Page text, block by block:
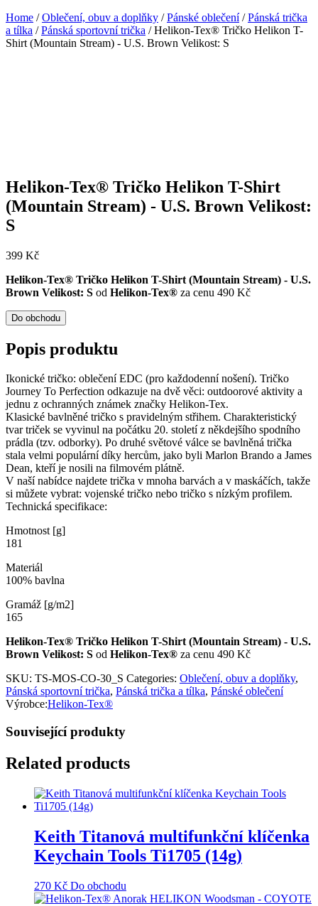
Home /Oblečení, obuv a doplňky /Pánské oblečení/Pánská trička
a tílka /Pánská sportovní trička / Helikon-Tex® Tričko Helikon T-
Shirt (Mountain Stream) - U.S. Brown Velikost: S
Helikon-Tex® Tričko Helikon T-Shirt
(Mountain Stream) - U.S. Brown Velikost:
S
399 Kč
Helikon-Tex® Tričko Helikon T-Shirt (Mountain Stream) - U.S.
Brown Velikost: S od Helikon-Tex® za cenu 490 Kč
Do obchodu
Popis produktu
Ikonické tričko: oblečení EDC (pro každodenní nošení). Tričko
Journey To Perfection odkazuje na dvě věci: outdoorové aktivity a
jednu z ochranných známek značky Helikon-Tex.
Klasické bavlněné tričko s pravidelným střihem. Charakteristický
tvar triček se vyvinul na počátku 20. století z někdejšího spodního
prádla (tzv. odborky). Po druhé světové válce se bavlněná trička
stala velmi populární díky hercům, jako byli Marlon Brando a James
Dean, kteří je nosili na filmovém plátně.
V naší nabídce najdete trička v mnoha barvách a v maskáčích, takže
si můžete vybrat: vojenské tričko nebo tričko s nízkým profilem.
Technická specifikace:
Hmotnost [g]
181
Materiál
100% bavlna
Gramáž [g/m2]
165
Helikon-Tex® Tričko Helikon T-Shirt (Mountain Stream) - U.S.
Brown Velikost: S od Helikon-Tex® za cenu 490 Kč
SKU: TS-MOS-CO-30_S Categories: Oblečení, obuv a doplňky,
Pánská sportovní trička, Pánská trička a tílka, Pánské oblečení
Výrobce:Helikon-Tex®
Související produkty
Related products
Keith Titanová multifunkční klíčenka
Keychain Tools Ti1705 (14g)
270 Kč Do obchodu